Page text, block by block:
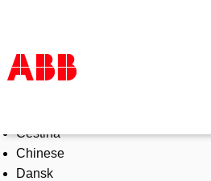
Products & Solutions
Industries
Services
Čeština
Chinese
Dansk